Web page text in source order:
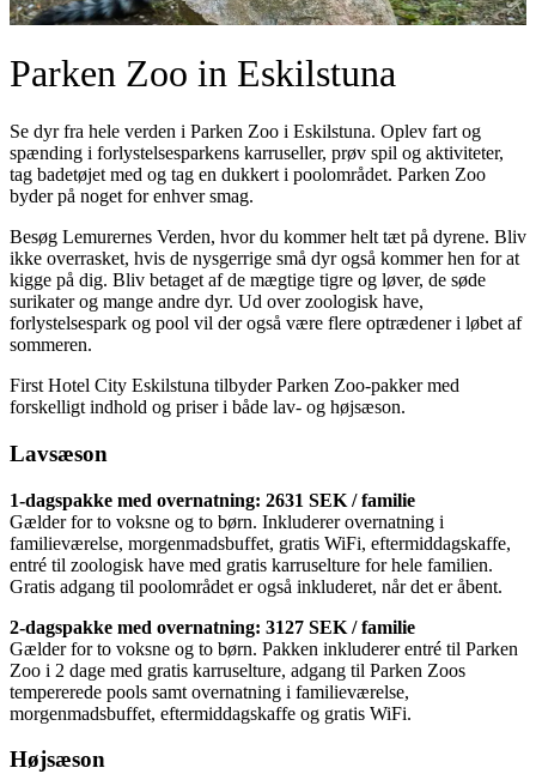
Parken Zoo in Eskilstuna
Se dyr fra hele verden i Parken Zoo i Eskilstuna. Oplev fart og
spænding i forlystelsesparkens karruseller, prøv spil og aktiviteter,
tag badetøjet med og tag en dukkert i poolområdet. Parken Zoo
byder på noget for enhver smag.
Besøg Lemurernes Verden, hvor du kommer helt tæt på dyrene. Bliv
ikke overrasket, hvis de nysgerrige små dyr også kommer hen for at
kigge på dig. Bliv betaget af de mægtige tigre og løver, de søde
surikater og mange andre dyr. Ud over zoologisk have,
forlystelsespark og pool vil der også være flere optrædener i løbet af
sommeren.
First Hotel City Eskilstuna tilbyder Parken Zoo-pakker med
forskelligt indhold og priser i både lav- og højsæson.
Lavsæson
1-dagspakke med overnatning: 2631 SEK / familie
Gælder for to voksne og to børn. Inkluderer overnatning i
familieværelse, morgenmadsbuffet, gratis WiFi, eftermiddagskaffe,
entré til zoologisk have med gratis karruselture for hele familien.
Gratis adgang til poolområdet er også inkluderet, når det er åbent.
2-dagspakke med overnatning: 3127 SEK / familie
Gælder for to voksne og to børn. Pakken inkluderer entré til Parken
Zoo i 2 dage med gratis karruselture, adgang til Parken Zoos
tempererede pools samt overnatning i familieværelse,
morgenmadsbuffet, eftermiddagskaffe og gratis WiFi.
Højsæson